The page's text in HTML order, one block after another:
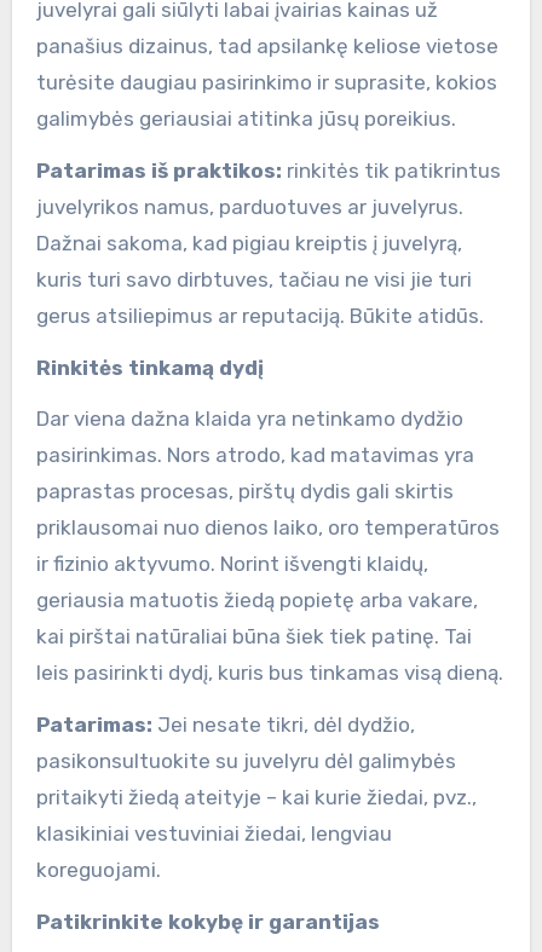
juvelyrai gali siūlyti labai įvairias kainas už
panašius dizainus, tad apsilankę keliose vietose
turėsite daugiau pasirinkimo ir suprasite, kokios
galimybės geriausiai atitinka jūsų poreikius.
Patarimas iš praktikos: rinkitės tik patikrintus
juvelyrikos namus, parduotuves ar juvelyrus.
Dažnai sakoma, kad pigiau kreiptis į juvelyrą,
kuris turi savo dirbtuves, tačiau ne visi jie turi
gerus atsiliepimus ar reputaciją. Būkite atidūs.
Rinkitės tinkamą dydį
Dar viena dažna klaida yra netinkamo dydžio
pasirinkimas. Nors atrodo, kad matavimas yra
paprastas procesas, pirštų dydis gali skirtis
priklausomai nuo dienos laiko, oro temperatūros
ir fizinio aktyvumo. Norint išvengti klaidų,
geriausia matuotis žiedą popietę arba vakare,
kai pirštai natūraliai būna šiek tiek patinę. Tai
leis pasirinkti dydį, kuris bus tinkamas visą dieną.
Patarimas: Jei nesate tikri, dėl dydžio,
pasikonsultuokite su juvelyru dėl galimybės
pritaikyti žiedą ateityje – kai kurie žiedai, pvz.,
klasikiniai vestuviniai žiedai, lengviau
koreguojami.
Patikrinkite kokybę ir garantijas